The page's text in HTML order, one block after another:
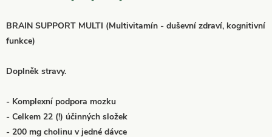
BRAIN SUPPORT MULTI (Multivitamín - duševní zdraví, kognitivní
funkce)
Doplněk stravy.
- Komplexní podpora mozku
- Celkem 22 (!) účinných složek
- 200 mg cholinu v jedné dávce